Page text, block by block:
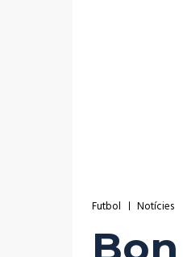
Futbol Notícies